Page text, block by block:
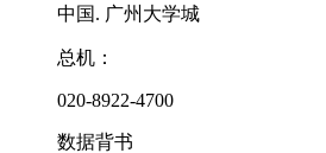
中国. 广州大学城
总机：
020-8922-4700
数据背书